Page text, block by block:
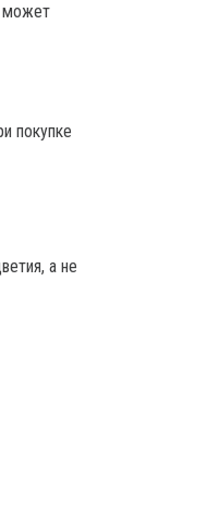
может
покупке
а не